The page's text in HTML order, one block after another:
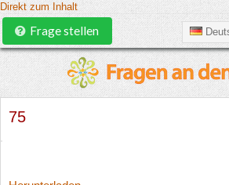
Direkt zum Inhalt
Frage stellen
75